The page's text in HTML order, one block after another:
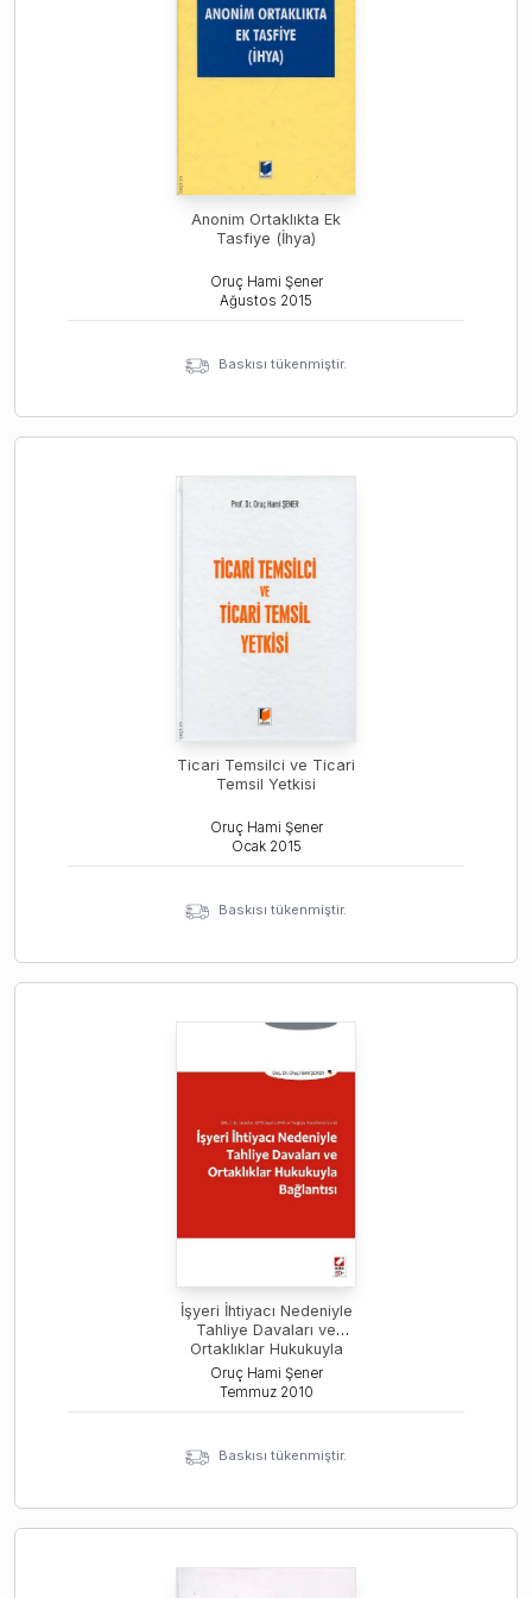
Anonim Ortaklıkta Ek
Tasfiye (İhya)
Oruç Hami Şener
Ağustos 2015
Baskısı tükenmiştir.
Ticari Temsilci ve Ticari
Temsil Yetkisi
Oruç Hami Şener
Ocak 2015
Baskısı tükenmiştir.
İşyeri İhtiyacı Nedeniyle
Tahliye Davaları ve
Ortaklıklar Hukukuyla
Bağlantısı
Oruç Hami Şener
Temmuz 2010
Baskısı tükenmiştir.